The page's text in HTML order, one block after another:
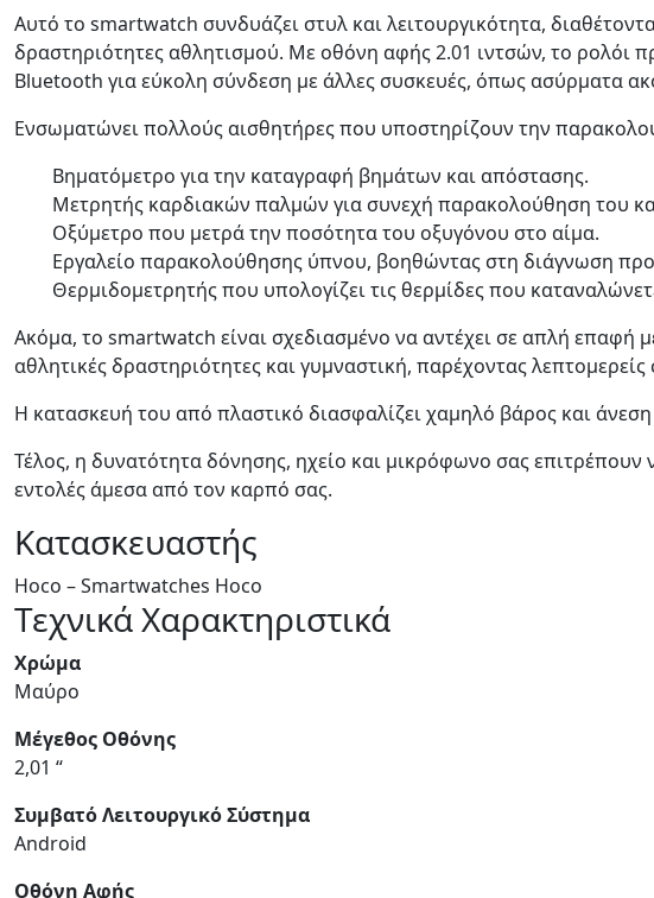
Αυτό το smartwatch συνδυάζει στυλ και λειτουργικότητα,
δραστηριότητες αθλητισμού. Με οθόνη αφής 2.01 ιντσών, το ρολόι
Bluetooth για εύκολη σύνδεση με άλλες συσκευές, όπως ασύρματα
Ενσωματώνει πολλούς αισθητήρες που υποστηρίζουν την
Βηματόμετρο για την καταγραφή βημάτων και απόστασης.
Μετρητής καρδιακών παλμών για συνεχή παρακολούθηση του
Οξύμετρο που μετρά την ποσότητα του οξυγόνου στο αίμα.
Εργαλείο παρακολούθησης ύπνου, βοηθώντας στη διάγνωση
Θερμιδομετρητής που υπολογίζει τις θερμίδες που
Ακόμα, το smartwatch είναι σχεδιασμένο να αντέχει σε απλή επαφή
αθλητικές δραστηριότητες και γυμναστική, παρέχοντας λεπτομερείς
Η κατασκευή του από πλαστικό διασφαλίζει χαμηλό βάρος και
Τέλος, η δυνατότητα δόνησης, ηχείο και μικρόφωνο σας
εντολές άμεσα από τον καρπό σας.
Κατασκευαστής
Hoco – Smartwatches Hoco
Τεχνικά Χαρακτηριστικά
Χρώμα
Μαύρο
Μέγεθος Οθόνης
2,01 “
Συμβατό Λειτουργικό Σύστημα
Android
Οθόνη Αφής